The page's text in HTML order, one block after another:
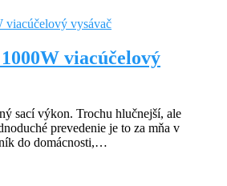
viacúčelový
sací výkon. Trochu hlučnejší, ale
prevedenie je to za mňa v
do domácnosti,…